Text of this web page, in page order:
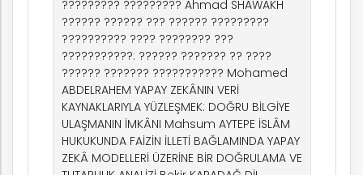
????????? ????????? Ahmad SHAWAKH
?????? ?????? ??? ?????? ?????????
?????????? ???? ???????? ???
???????????: ?????? ??????? ?? ????
?????? ??????? ??????????? Mohamed
ABDELRAHEM YAPAY ZEKÂNIN VERİ
KAYNAKLARIYLA YÜZLEŞMEK: DOĞRU BİLGİYE
ULAŞMANIN İMKÂNI Mahsum AYTEPE İSLÂM
HUKUKUNDA FAİZİN İLLETİ BAĞLAMINDA YAPAY
ZEKÂ MODELLERİ ÜZERİNE BİR DOĞRULAMA VE